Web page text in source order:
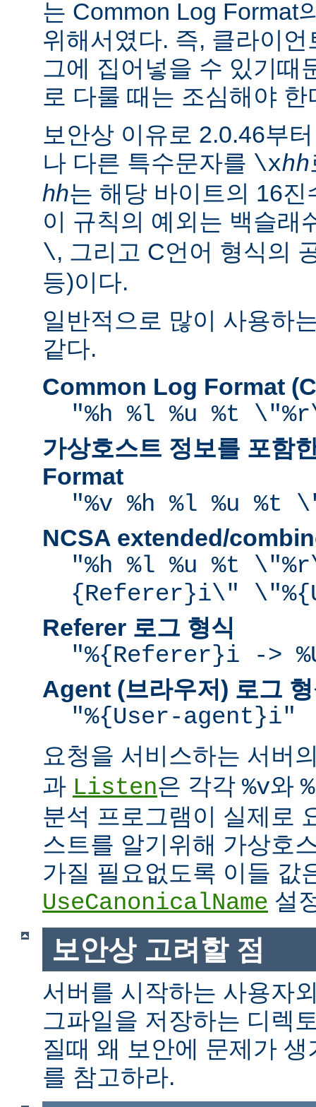
는 Common Log Format
위해서였다. 즉, 클라이
그에 집어넣을 수 있기때
로 다룰 때는 조심해야 한
보안상 이유로 2.0.46부
나 다른 특수문자를 \xhh
hh는 해당 바이트의 16
이 규칙의 예외는 백슬래
\, 그리고 C언어 형식의
등)이다.
일반적으로 많이 사용하
같다.
Common Log Format
"%h %l %u %t
가상호스트 정보를 포함
Format
"%v %h %l %u %t
NCSA extended/
"%h %l %u %t
{Referer}i\"
Referer 로그 형식
"%{Referer}i ->
Agent (브라우저) 로그
"%{User-agent}i"
요청을 서비스하는 서버
과 Listen은 각각 %v와
분석 프로그램이 실제로
스트를 알기위해 가상호
가질 필요없도록 이들 값
UseCanonicalName 설
보안상 고려할 점
서버를 시작하는 사용자
그파일을 저장하는 디렉
질때 왜 보안에 문제가
를 참고하라.